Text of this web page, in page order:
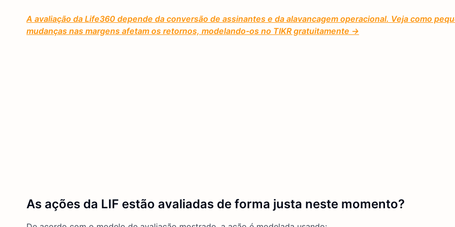
A avaliação da Life360 depende da conversão de assinantes e da alavancagem operacional. Veja como
mudanças nas margens afetam os retornos, modelando-os no TIKR gratuitamente →
As ações da LIF estão avaliadas de forma justa neste momento?